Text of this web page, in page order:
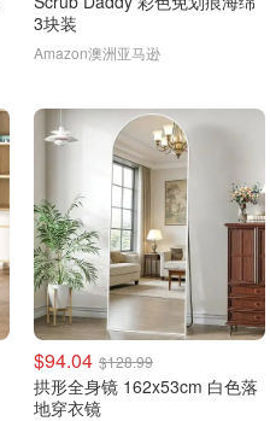
3块装
Amazon澳洲亚马逊
$94.04 $128.99
拱形全身镜 162x53cm 白色落
地穿衣镜